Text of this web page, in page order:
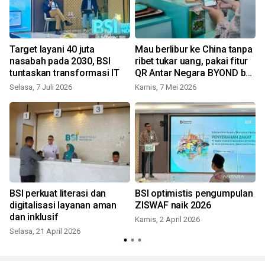
Target layani 40 juta
nasabah pada 2030, BSI
tuntaskan transformasi IT
Selasa, 7 Juli 2026
Mau berlibur ke China tanpa
ribet tukar uang, pakai fitur
QR Antar Negara BYOND by
BSI
Kamis, 7 Mei 2026
BSI perkuat literasi dan
digitalisasi layanan aman
dan inklusif
Selasa, 21 April 2026
BSI optimistis pengumpulan
ZISWAF naik 2026
Kamis, 2 April 2026